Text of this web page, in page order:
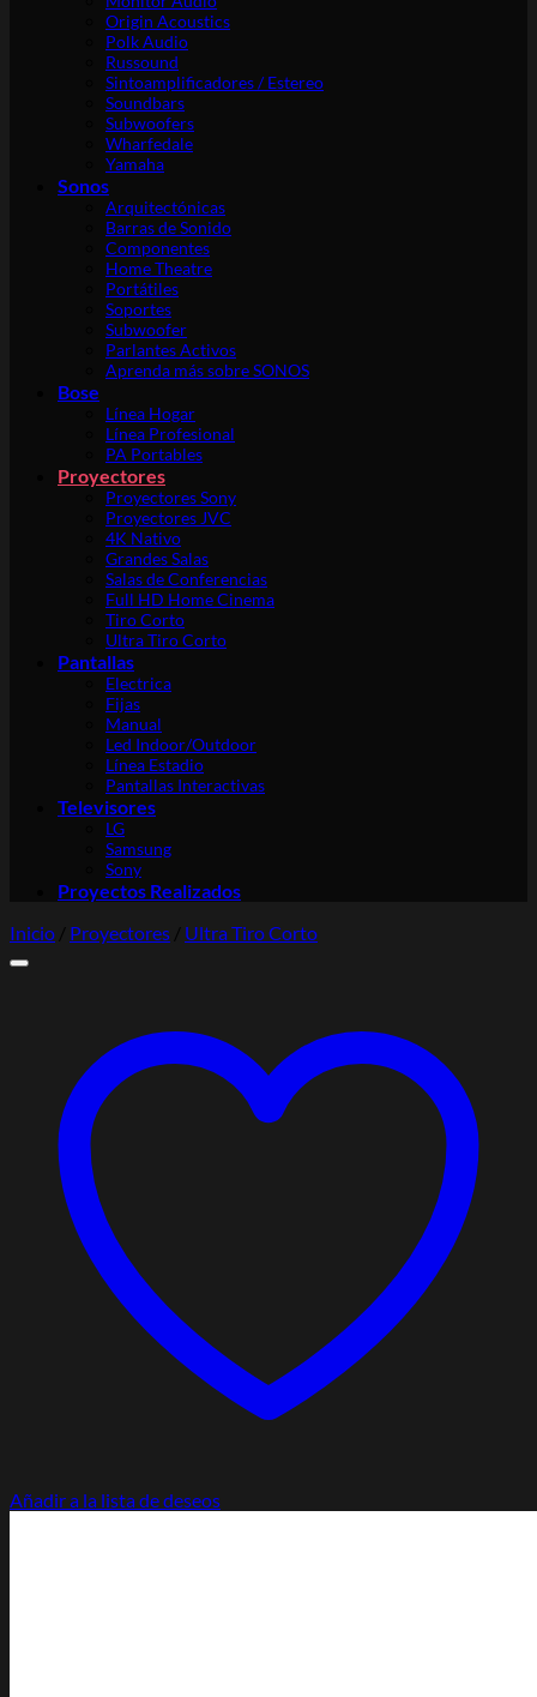
Origin Acoustics
Polk Audio
Russound
Sintoamplificadores / Estereo
Soundbars
Subwoofers
Wharfedale
Yamaha
Sonos
Arquitectónicas
Barras de Sonido
Componentes
Home Theatre
Portátiles
Soportes
Subwoofer
Parlantes Activos
Aprenda más sobre SONOS
Bose
Línea Hogar
Línea Profesional
PA Portables
Proyectores
Proyectores Sony
Proyectores JVC
4K Nativo
Grandes Salas
Salas de Conferencias
Full HD Home Cinema
Tiro Corto
Ultra Tiro Corto
Pantallas
Electrica
Fijas
Manual
Led Indoor/Outdoor
Línea Estadio
Pantallas Interactivas
Televisores
LG
Samsung
Sony
Proyectos Realizados
Inicio / Proyectores / Ultra Tiro Corto
Añadir a la lista de deseos